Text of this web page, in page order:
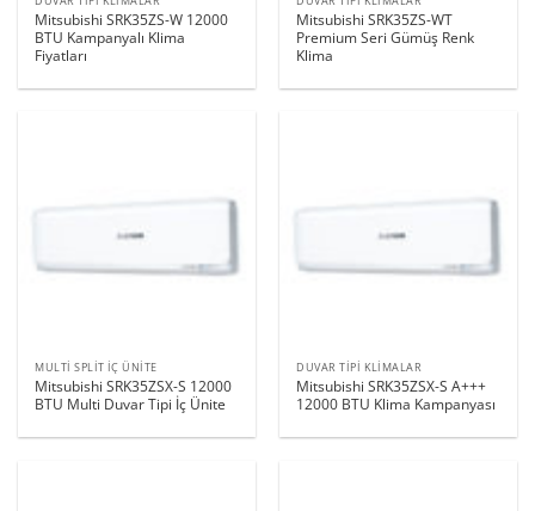
Mitsubishi SRK35ZS-W 12000
BTU Kampanyalı Klima
Fiyatları
Mitsubishi SRK35ZS-WT
Premium Seri Gümüş Renk
Klima
MULTI SPLIT İÇ ÜNITE
Mitsubishi SRK35ZSX-S 12000
BTU Multi Duvar Tipi İç Ünite
DUVAR TIPI KLIMALAR
Mitsubishi SRK35ZSX-S A+++
12000 BTU Klima Kampanyası